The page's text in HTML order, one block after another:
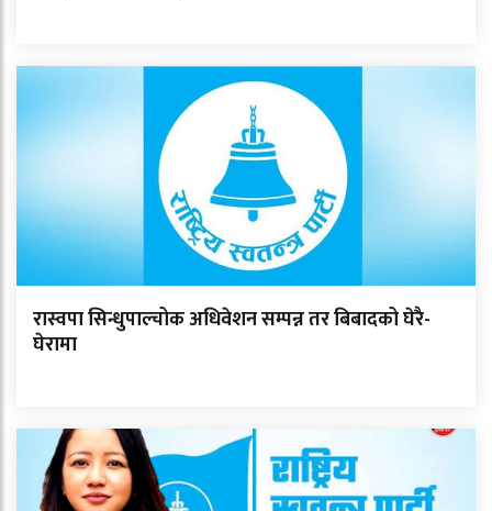
रास्वपा सिन्धुपाल्चोक अधिवेशन सम्पन्न तर बिबादको घेरै-
घेरामा